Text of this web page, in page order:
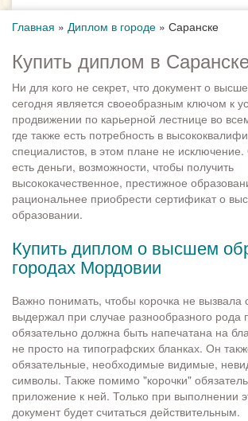
Главная » Диплом в городе » Саранске
Купить диплом в
Ни для кого не секрет, что документ о
сегодня является своеобразным ключом к
продвижении по карьерной лестнице во
где также есть потребность в
специалистов, в этом плане не исключение.
есть деньги, возможности, чтобы получить
высококачественное, престижное
рациональнее приобрести сертификат о
образовании.
Купить диплом о высшем
городах Мордовии
Важно понимать, чтобы корочка не вызвала
выдержал при случае разнообразного рода
обязательно должна быть напечатана на
не просто на типографских бланках. Он
обязательные, необходимые видимые,
символы. Также помимо "корочки"
приложение к ней. Только при выполнении
документ будет считаться действительным.